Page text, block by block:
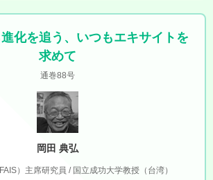
化を追う、いつもエキサイトを
求めて
通巻88号
岡田 典弘
）主席研究員 / 国立成功大学教授（台湾）